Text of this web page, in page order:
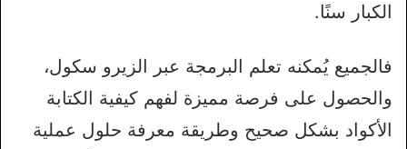
الكبار سنًا.
فالجميع يُمكنه تعلم البرمجة عبر الزيرو سكول،
والحصول على فرصة مميزة لفهم كيفية الكتابة
الأكواد بشكل صحيح وطريقة معرفة حلول عملية